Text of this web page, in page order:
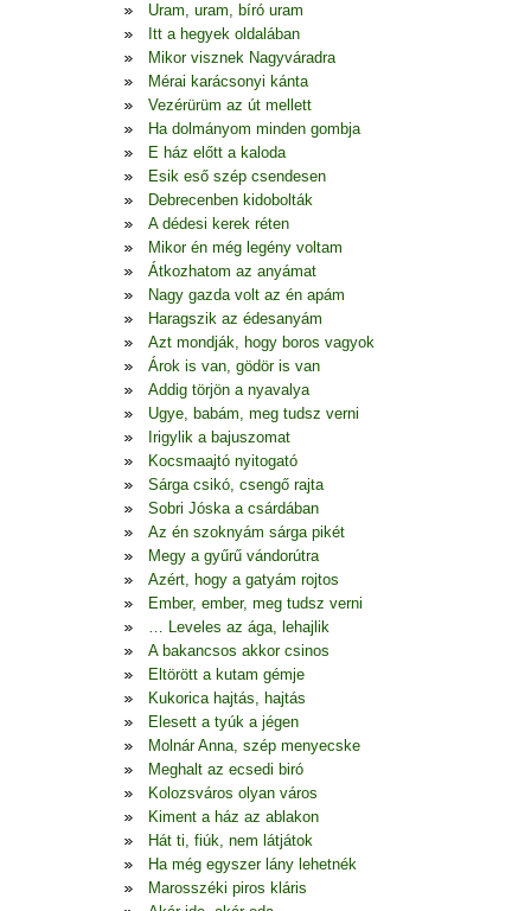
Uram, uram, bíró uram
Itt a hegyek oldalában
Mikor visznek Nagyváradra
Mérai karácsonyi kánta
Vezérürüm az út mellett
Ha dolmányom minden gombja
E ház előtt a kaloda
Esik eső szép csendesen
Debrecenben kidobolták
A dédesi kerek réten
Mikor én még legény voltam
Átkozhatom az anyámat
Nagy gazda volt az én apám
Haragszik az édesanyám
Azt mondják, hogy boros vagyok
Árok is van, gödör is van
Addig törjön a nyavalya
Ugye, babám, meg tudsz verni
Irigylik a bajuszomat
Kocsmaajtó nyitogató
Sárga csikó, csengő rajta
Sobri Jóska a csárdában
Az én szoknyám sárga pikét
Megy a gyűrű vándorútra
Azért, hogy a gatyám rojtos
Ember, ember, meg tudsz verni
… Leveles az ága, lehajlik
A bakancsos akkor csinos
Eltörött a kutam gémje
Kukorica hajtás, hajtás
Elesett a tyúk a jégen
Molnár Anna, szép menyecske
Meghalt az ecsedi biró
Kolozsváros olyan város
Kiment a ház az ablakon
Hát ti, fiúk, nem látjátok
Ha még egyszer lány lehetnék
Marosszéki piros kláris